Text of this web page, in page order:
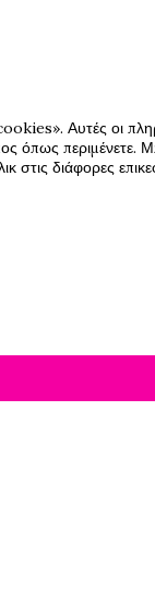
Αυτές οι
όπως περιμένετε.
διάφορες